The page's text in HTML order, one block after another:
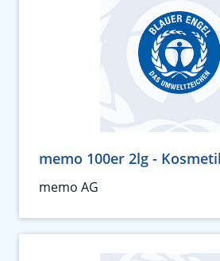
memo 100er 2lg -
memo AG